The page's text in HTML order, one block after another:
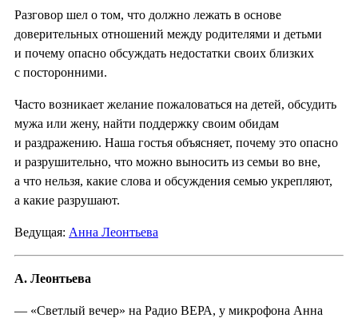
Разговор шел о том, что должно лежать в основе
доверительных отношений между родителями и детьми
и почему опасно обсуждать недостатки своих близких
с посторонними.
Часто возникает желание пожаловаться на детей, обсудить
мужа или жену, найти поддержку своим обидам
и раздражению. Наша гостья объясняет, почему это опасно
и разрушительно, что можно выносить из семьи во вне,
а что нельзя, какие слова и обсуждения семью укрепляют,
а какие разрушают.
Ведущая: Анна Леонтьева
А. Леонтьева
— «Светлый вечер» на Радио ВЕРА, у микрофона Анна